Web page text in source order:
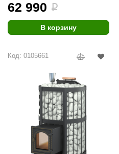
62 990 i
В корзину
Код: 0105661